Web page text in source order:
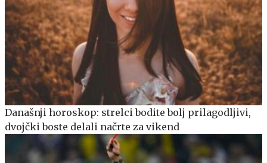
Današnji horoskop: strelci bodite bolj prilagodljivi,
dvojčki boste delali načrte za vikend